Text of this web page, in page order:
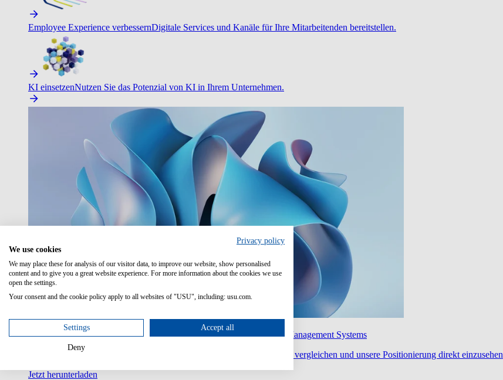
Employee Experience verbessernDigitale Services und Kanäle für Ihre Mitarbeitenden bereitstellen.
KI einsetzenNutzen Sie das Potenzial von KI in Ihrem Unternehmen.
2026 Gartner® Magic Quadrant™ for Customer Service Knowledge Management Systems
Laden Sie den vollständigen Report herunter, um den Markt fundiert zu vergleichen und unsere Positionierung direkt einzusehen
Jetzt herunterladen
Privacy policy
We use cookies
We may place these for analysis of our visitor data, to improve our website, show personalised
content and to give you a great website experience. For more information about the cookies we use
open the settings.
Your consent and the cookie policy apply to all websites of "USU", including: usu.com.
Settings Accept all
Deny